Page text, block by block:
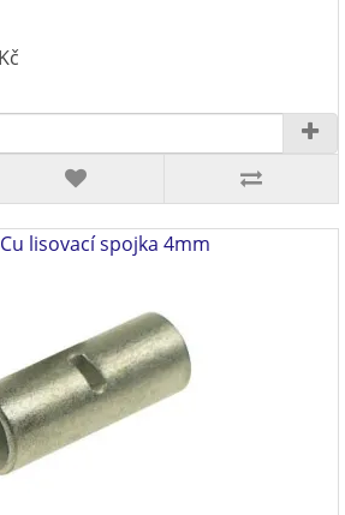
lisovací spojka 4mm